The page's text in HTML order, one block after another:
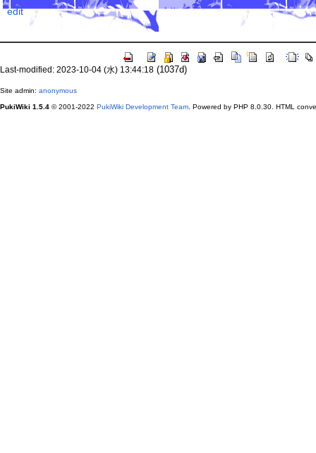
edit
Last-modified: 2023-10-04 (水) 13:44:18 (1037d)
Site admin: anonymous
PukiWiki 1.5.4 © 2001-2022 PukiWiki Development Team . Powered by PHP 8.0.30. HTML